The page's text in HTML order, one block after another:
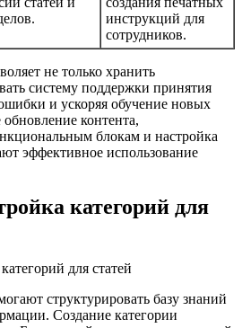
инструкций для
сотрудников.
не только хранить
систему поддержки принятия
и ускоряя обучение новых
контента,
блокам и настройка
эффективное использование
категорий для
структурировать базу знаний
Создание категории